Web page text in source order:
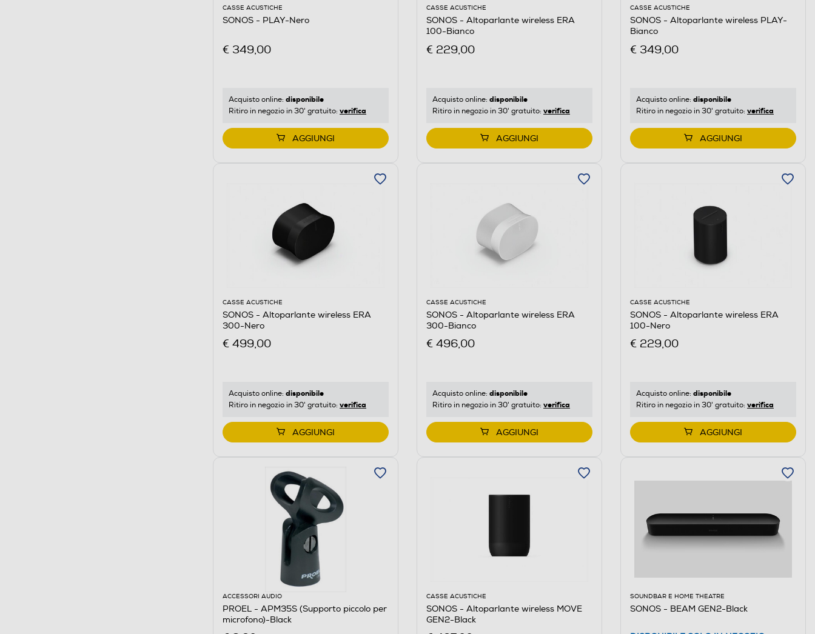
CASSE ACUSTICHE
SONOS - PLAY-Nero
€ 349,00
Acquisto online: disponibile
Ritiro in negozio in 30' gratuito: verifica
AGGIUNGI
CASSE ACUSTICHE
SONOS - Altoparlante wireless ERA
100-Bianco
€ 229,00
Acquisto online: disponibile
Ritiro in negozio in 30' gratuito: verifica
AGGIUNGI
CASSE ACUSTICHE
SONOS - Altoparlante wireless PLAY-
Bianco
€ 349,00
Acquisto online: disponibile
Ritiro in negozio in 30' gratuito: verifica
AGGIUNGI
CASSE ACUSTICHE
SONOS - Altoparlante wireless ERA
300-Nero
€ 499,00
Acquisto online: disponibile
Ritiro in negozio in 30' gratuito: verifica
AGGIUNGI
CASSE ACUSTICHE
SONOS - Altoparlante wireless ERA
300-Bianco
€ 496,00
Acquisto online: disponibile
Ritiro in negozio in 30' gratuito: verifica
AGGIUNGI
CASSE ACUSTICHE
SONOS - Altoparlante wireless ERA
100-Nero
€ 229,00
Acquisto online: disponibile
Ritiro in negozio in 30' gratuito: verifica
AGGIUNGI
ACCESSORI AUDIO
PROEL - APM35S (Supporto piccolo per
microfono)-Black
CASSE ACUSTICHE
SONOS - Altoparlante wireless MOVE
GEN2-Black
SOUNDBAR E HOME THEATRE
SONOS - BEAM GEN2-Black